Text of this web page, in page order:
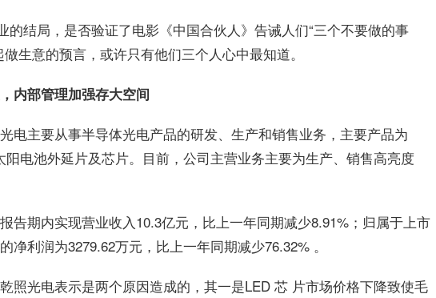
的结局，是否验证了电影《中国合伙人》告诫人们“三个不要做的事
生意的预言，或许只有他们三个人心中最知道。
内部管理加强存大空间
电主要从事半导体光电产品的研发、生产和销售业务，主要产品为
电池外延片及芯片。目前，公司主营业务主要为生产、销售高亮度
告期内实现营业收入10.3亿元，比上一年同期减少8.91%；归属于上市
净利润为3279.62万元，比上一年同期减少76.32% 。
照光电表示是两个原因造成的，其一是LED 芯 片市场价格下降致使毛